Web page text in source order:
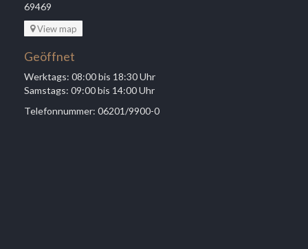
69469
View map
Geöffnet
Werktags: 08:00 bis 18:30 Uhr
Samstags: 09:00 bis 14:00 Uhr
Telefonnummer: 06201/9900-0